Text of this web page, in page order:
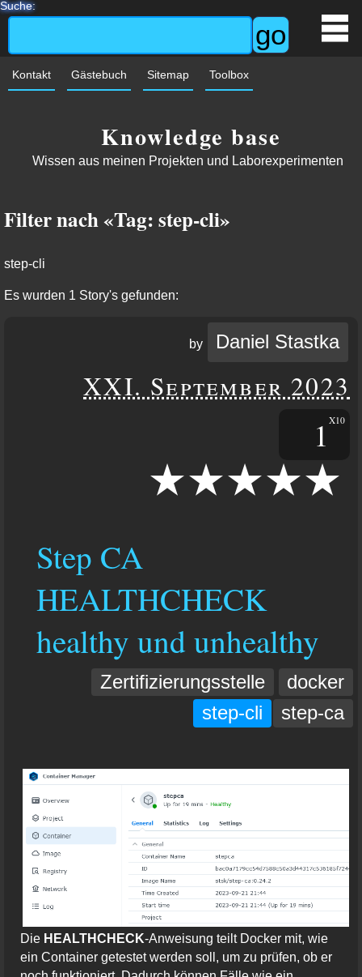
Suche:
Kontakt Gästebuch Sitemap Toolbox
Knowledge base
Wissen aus meinen Projekten und Laborexperimenten
Filter nach «Tag: step-cli»
step-cli
Es wurden 1 Story's gefunden:
by Daniel Stastka
XXI. September 2023
X10
1
Step CA
HEALTHCHECK
healthy und unhealthy
docker
Zertifizierungsstelle
step-ca
step-cli
Die HEALTHCHECK-Anweisung teilt Docker mit, wie
ein Container getestet werden soll, um zu prüfen, ob er